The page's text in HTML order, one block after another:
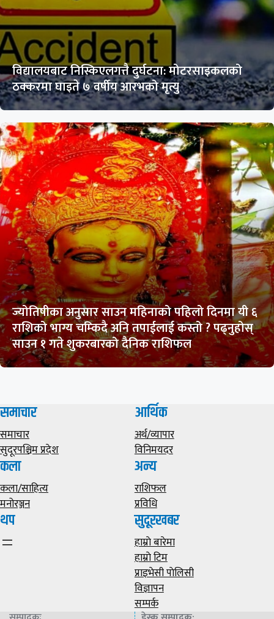
विद्यालयबाट निस्किएलगत्तै दुर्घटना: मोटरसाइकलको
ठक्करमा घाइते ७ वर्षीय आरभको मृत्यु
ज्योतिषीका अनुसार साउन महिनाको पहिलो दिनमा यी ६
राशिको भाग्य चम्किदै अनि तपाईलाई कस्तो ? पढ्नुहोस्
साउन १ गते शुकरबारको दैनिक राशिफल
समाचार
समाचार
सुदूरपश्चिम प्रदेश
आर्थिक
अर्थ/व्यापार
विनिमयदर
कला
कला/साहित्य
मनोरञ्जन
अन्य
राशिफल
प्रविधि
थप सुदूरखबर
हाम्राे बारेमा
हाम्राे टिम
प्राइभेसी पाेलिसी
विज्ञापन
सम्पर्क